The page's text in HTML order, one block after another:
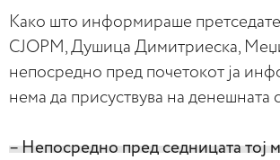
Како што информираше
СЈОРМ, Душица Димитриеска,
непосредно пред почетокот ја
нема да присуствува на денешната
– Непосредно пред седницата тој